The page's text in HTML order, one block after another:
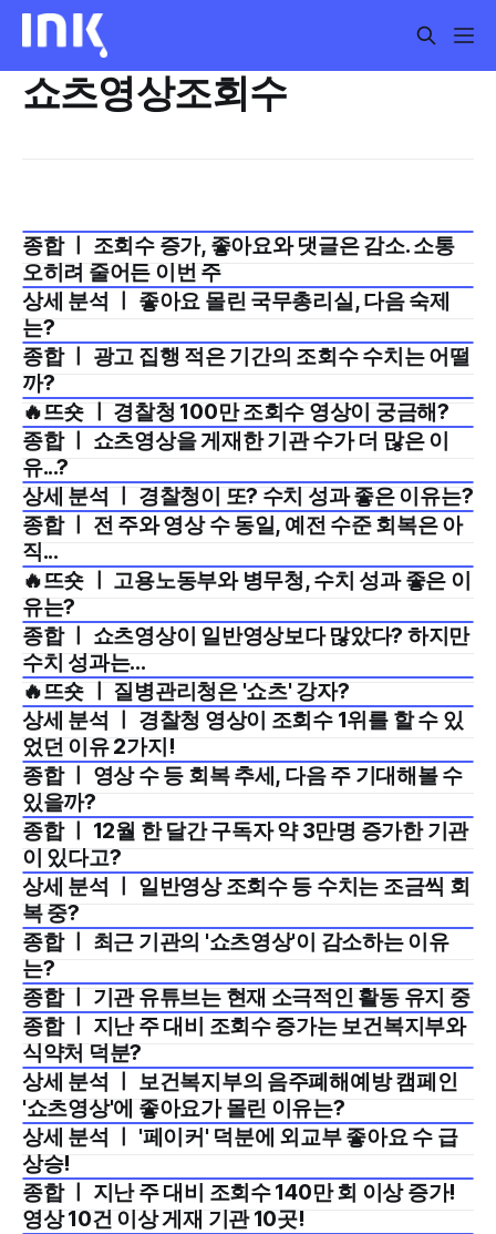
쇼츠영상조회수
2025년 7월 3주
종합 ㅣ 조회수 증가, 좋아요와 댓글은 감소. 소통
오히려 줄어든 이번 주
2025년 7월 2주
상세 분석 ㅣ 좋아요 몰린 국무총리실, 다음 숙제
는?
2025년 6월 4주
종합 ㅣ 광고 집행 적은 기간의 조회수 수치는 어떨
까?
2025년 5월 1주
🔥뜨숏 ㅣ 경찰청 100만 조회수 영상이 궁금해?
2025년 2월 4주
종합 ㅣ 쇼츠영상을 게재한 기관 수가 더 많은 이
유...?
2025년 2월 3주
상세 분석 ㅣ 경찰청이 또? 수치 성과 좋은 이유는?
2025년 2월 3주
종합 ㅣ 전 주와 영상 수 동일, 예전 수준 회복은 아
직...
2025년 2월 2주
🔥뜨숏 ㅣ 고용노동부와 병무청, 수치 성과 좋은 이
유는?
2025년 2월 2주
종합 ㅣ 쇼츠영상이 일반영상보다 많았다? 하지만
수치 성과는...
2025년 1월 3주
🔥뜨숏 ㅣ 질병관리청은 '쇼츠' 강자?
2025년 1월 2주
상세 분석 ㅣ 경찰청 영상이 조회수 1위를 할 수 있
었던 이유 2가지!
2025년 1월 2주
종합 ㅣ 영상 수 등 회복 추세, 다음 주 기대해볼 수
있을까?
2024년 12월 4주
종합 ㅣ 12월 한 달간 구독자 약 3만명 증가한 기관
이 있다고?
2024년 12월 3주
상세 분석 ㅣ 일반영상 조회수 등 수치는 조금씩 회
복 중?
2024년 12월 3주
종합 ㅣ 최근 기관의 '쇼츠영상'이 감소하는 이유
는?
2024년 12월 2주
종합 ㅣ 기관 유튜브는 현재 소극적인 활동 유지 중
2024년 12월 1주
종합 ㅣ 지난 주 대비 조회수 증가는 보건복지부와
식약처 덕분?
2024년 11월 4주
상세 분석 ㅣ 보건복지부의 음주폐해예방 캠페인
'쇼츠영상'에 좋아요가 몰린 이유는?
2024년 11월 3주
상세 분석 ㅣ '페이커' 덕분에 외교부 좋아요 수 급
상승!
2024년 11월 3주
종합 ㅣ 지난 주 대비 조회수 140만 회 이상 증가!
영상 10건 이상 게재 기관 10곳!